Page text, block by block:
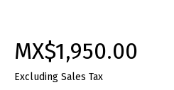
MX$1,950.00Price
Excluding Sales Tax